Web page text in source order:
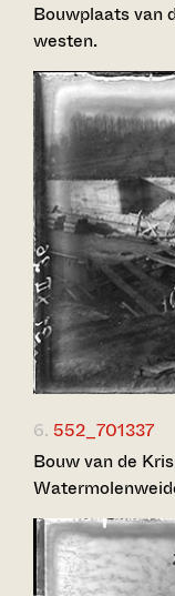
Bouwplaats van
westen.
6. 552_701337
Bouw van de